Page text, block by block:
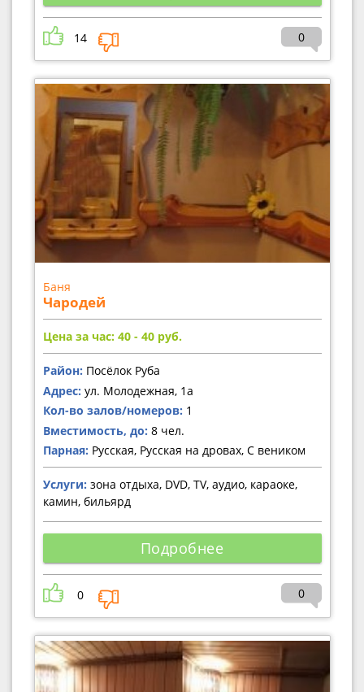
14 0
Баня
Чародей
Цена за час: 40 - 40 руб.
Район: Посёлок Руба
Адрес: ул. Молодежная, 1а
Кол-во залов/номеров: 1
Вместимость, до: 8 чел.
Парная: Русская, Русская на дровах, С веником
Услуги: зона отдыха, DVD, TV, аудио, караоке,
камин, бильярд
Подробнее
0 0